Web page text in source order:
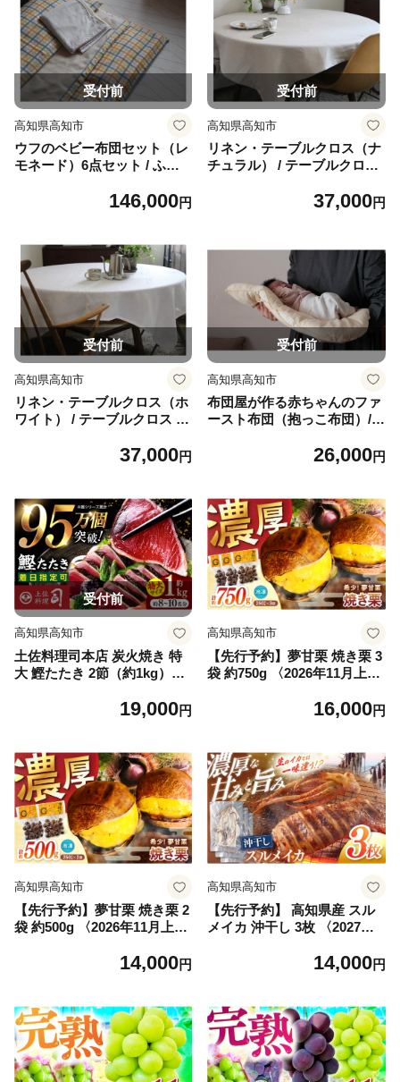
受付前
高知県高知市
ウフのベビー布団セット（レ
モネード）6点セット / ふと
高知【UFウフ】 [ATCZ019]
146,000円
受付前
高知県高知市
リネン・テーブルクロス（ナ
チュラル） / テーブルクロス
ン 麻 布 【UFウフ】 [ATCZ0
37,000円
受付前
高知県高知市
リネン・テーブルクロス（ホ
ワイト） / テーブルクロス ク
麻 布 【UFウフ】 [ATCZ021]
37,000円
受付前
高知県高知市
布団屋が作る赤ちゃんのファ
ースト布団（抱っこ布団）/
祝い 【UFウフ】 [ATCZ022]
26,000円
受付前
高知県高知市
土佐料理司本店 炭火焼き 特
大 鰹たたき 2節（約1kg）セ
つお 鰹 カツオ かつおのたた
19,000円
高知県高知市
【先行予約】夢甘栗 焼き栗 3
袋 約750g 〈2026年11月上旬
【仁淀川流域夢甘栗生産者組
16,000円
高知県高知市
【先行予約】夢甘栗 焼き栗 2
袋 約500g 〈2026年11月上旬
【仁淀川流域夢甘栗生産者組
14,000円
高知県高知市
【先行予約】 高知県産 スル
メイカ 沖干し 3枚 〈2027年1
か イカ いか 沖干し スルメ
トフーズ】 [ATHF002]
14,000円